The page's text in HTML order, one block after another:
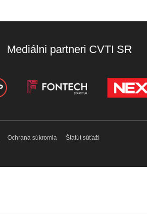
Mediálni partneri CVTI SR
Ochrana súkromia
Štatút súťaží